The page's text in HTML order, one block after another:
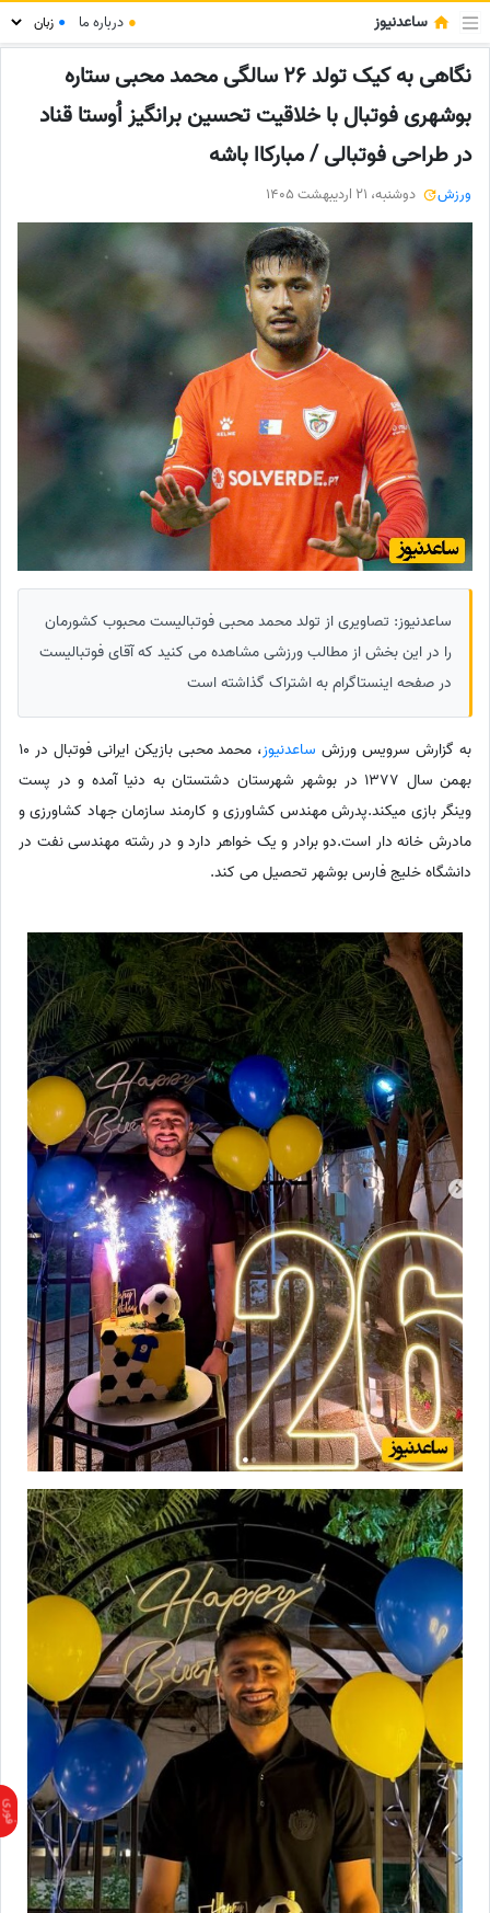
ساعدنیوز ● درباره ما ●
نگاهی به کیک تولد 26 سالگی محمد محبی ستاره
بوشهری فوتبال با خلاقیت تحسین برانگیز اُوستا قناد
در طراحی فوتبالی / مبارکاا باشه
ورزش دوشنبه، 21 اردیبهشت 1405
ساعدنیوز: تصاویری از تولد محمد محبی فوتبالیست محبوب کشورمان
را در این بخش از مطالب ورزشی مشاهده می کنید که آقای فوتبالیست
در صفحه اینستاگرام به اشتراک گذاشته است
به گزارش سرویس ورزش ساعدنیوز
، محمد محبی بازیکن ایرانی فوتبال در 10
بهمن سال 1377 در بوشهر شهرستان دشتستان به دنیا آمده و در پست
وینگر بازی میکند.پدرش مهندس کشاورزی و کارمند سازمان جهاد کشاورزی و
مادرش خانه دار است.دو برادر و یک خواهر دارد و در رشته مهندسی نفت در
دانشگاه خلیج فارس بوشهر تحصیل می کند.